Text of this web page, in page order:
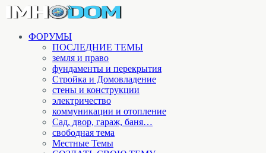
ФОРУМЫ
ПОСЛЕДНИЕ ТЕМЫ
земля и право
фундаменты и перекрытия
Стройка и Домовладение
стены и конструкции
электричество
коммуникации и отопление
Cад, двор, гараж, баня…
свободная тема
Местные Темы